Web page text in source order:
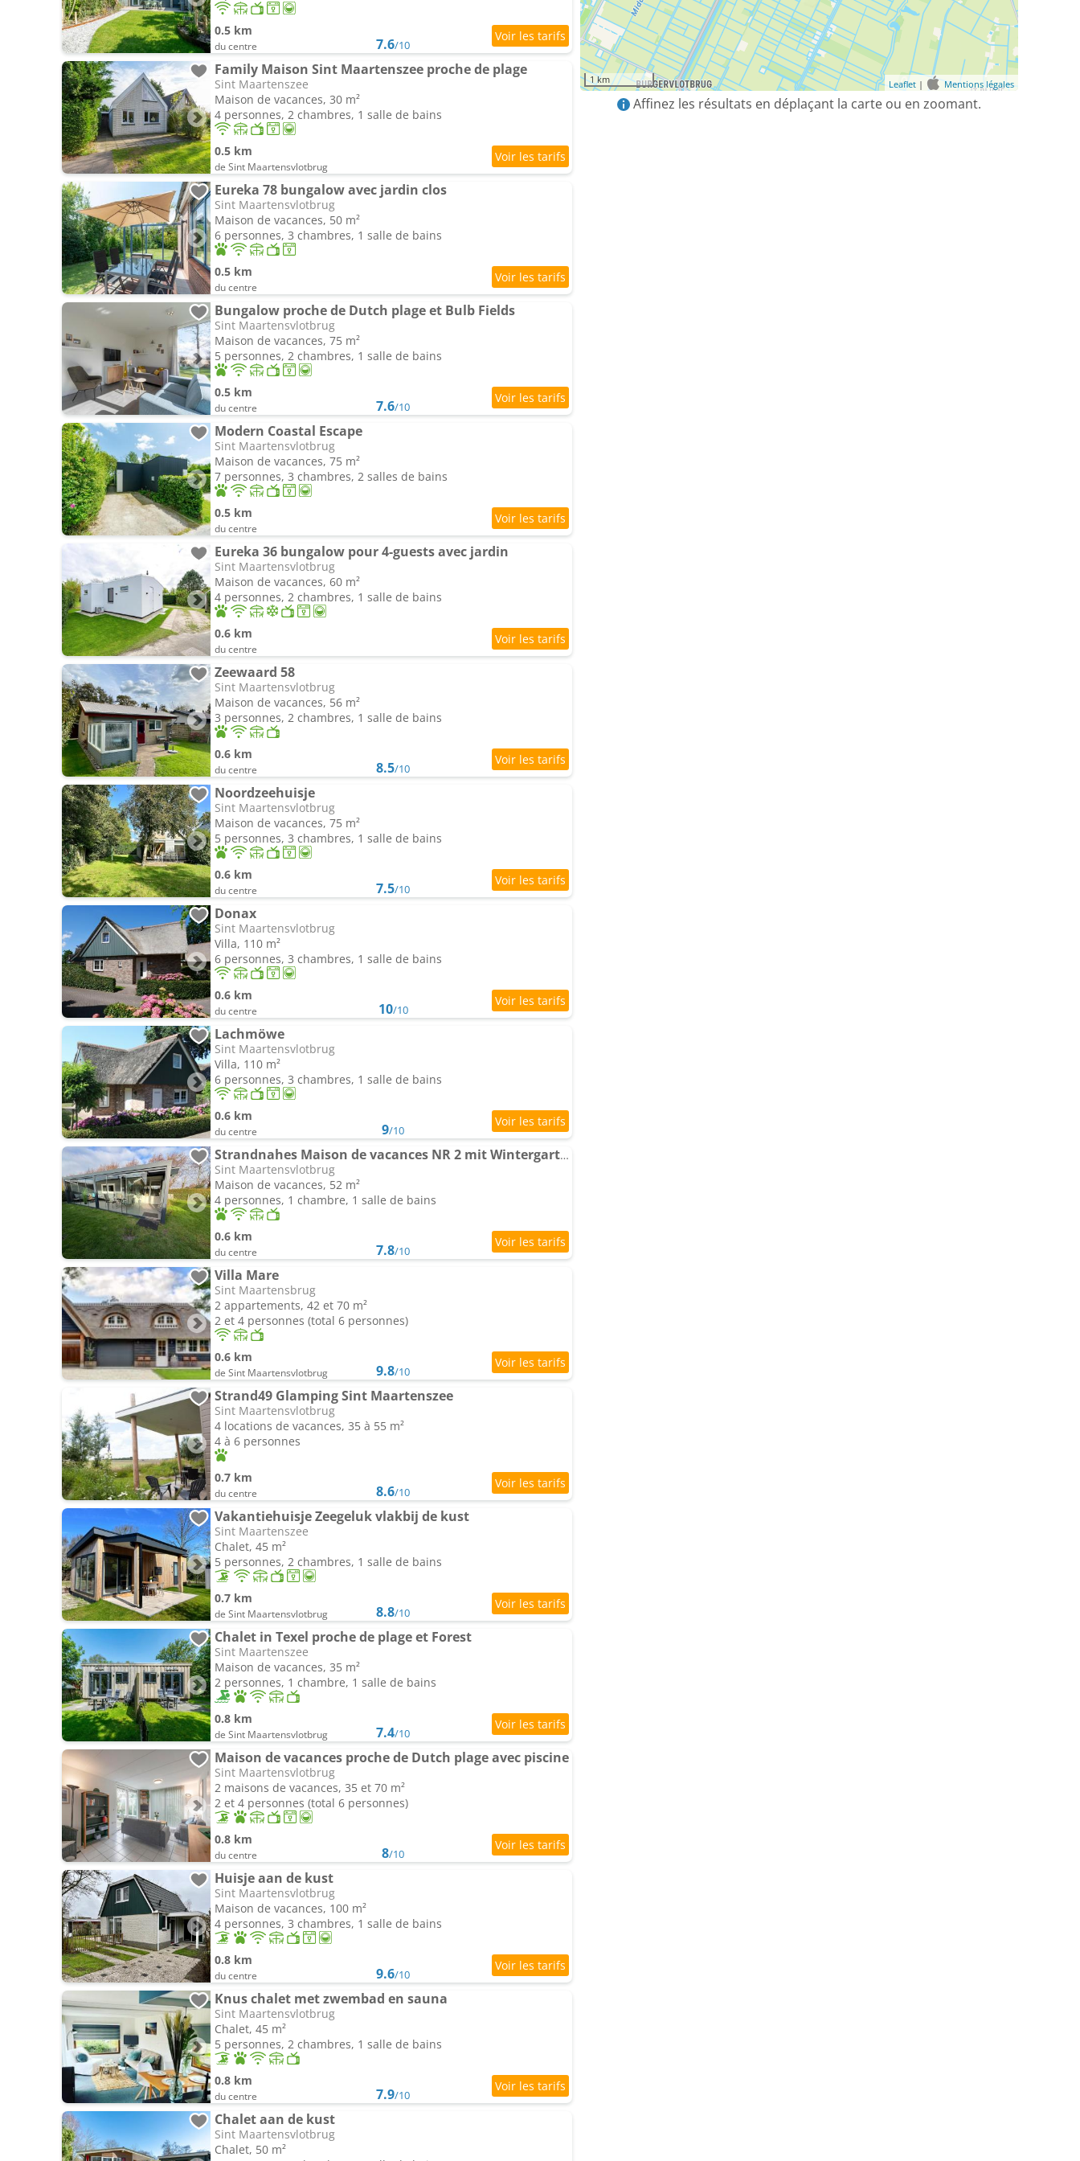
0.5 km
du centre 7.6/10
Family Maison Sint Maartenszee proche de plage
Sint Maartenszee
Maison de vacances, 30 m²
4 personnes, 2 chambres, 1 salle de bains
0.5 km
de Sint Maartensvlotbrug
Eureka 78 bungalow avec jardin clos
Sint Maartensvlotbrug
Maison de vacances, 50 m²
6 personnes, 3 chambres, 1 salle de bains
0.5 km
du centre
Bungalow proche de Dutch plage et Bulb Fields
Sint Maartensvlotbrug
Maison de vacances, 75 m²
5 personnes, 2 chambres, 1 salle de bains
0.5 km
du centre 7.6/10
Modern Coastal Escape
Sint Maartensvlotbrug
Maison de vacances, 75 m²
7 personnes, 3 chambres, 2 salles de bains
0.5 km
du centre
Eureka 36 bungalow pour 4-guests avec jardin
Sint Maartensvlotbrug
Maison de vacances, 60 m²
4 personnes, 2 chambres, 1 salle de bains
0.6 km
du centre
Zeewaard 58
Sint Maartensvlotbrug
Maison de vacances, 56 m²
3 personnes, 2 chambres, 1 salle de bains
0.6 km
du centre 8.5/10
Noordzeehuisje
Sint Maartensvlotbrug
Maison de vacances, 75 m²
5 personnes, 3 chambres, 1 salle de bains
0.6 km
du centre 7.5/10
Donax
Sint Maartensvlotbrug
Villa, 110 m²
6 personnes, 3 chambres, 1 salle de bains
0.6 km
du centre 10/10
Lachmöwe
Sint Maartensvlotbrug
Villa, 110 m²
6 personnes, 3 chambres, 1 salle de bains
0.6 km
du centre 9/10
Strandnahes Maison de vacances NR 2 mit Wintergarten grosser uneinsehbarer Garten
Sint Maartensvlotbrug
Maison de vacances, 52 m²
4 personnes, 1 chambre, 1 salle de bains
0.6 km
du centre 7.8/10
Villa Mare
Sint Maartensbrug
2 appartements, 42 et 70 m²
2 et 4 personnes (total 6 personnes)
0.6 km
de Sint Maartensvlotbrug 9.8/10
Strand49 Glamping Sint Maartenszee
Sint Maartensvlotbrug
4 locations de vacances, 35 à 55 m²
4 à 6 personnes
0.7 km
du centre 8.6/10
Vakantiehuisje Zeegeluk vlakbij de kust
Sint Maartenszee
Chalet, 45 m²
5 personnes, 2 chambres, 1 salle de bains
0.7 km
de Sint Maartensvlotbrug 8.8/10
Chalet in Texel proche de plage et Forest
Sint Maartenszee
Maison de vacances, 35 m²
2 personnes, 1 chambre, 1 salle de bains
0.8 km
de Sint Maartensvlotbrug 7.4/10
Maison de vacances proche de Dutch plage avec piscine
Sint Maartensvlotbrug
2 maisons de vacances, 35 et 70 m²
2 et 4 personnes (total 6 personnes)
0.8 km
du centre 8/10
Huisje aan de kust
Sint Maartensvlotbrug
Maison de vacances, 100 m²
4 personnes, 3 chambres, 1 salle de bains
0.8 km
du centre 9.6/10
Knus chalet met zwembad en sauna
Sint Maartensvlotbrug
Chalet, 45 m²
5 personnes, 2 chambres, 1 salle de bains
0.8 km
du centre 7.9/10
Chalet aan de kust
Sint Maartensvlotbrug
Chalet, 50 m²
1 km Leaflet | Mentions légales
Affinez les résultats en déplaçant la carte ou en zoomant.